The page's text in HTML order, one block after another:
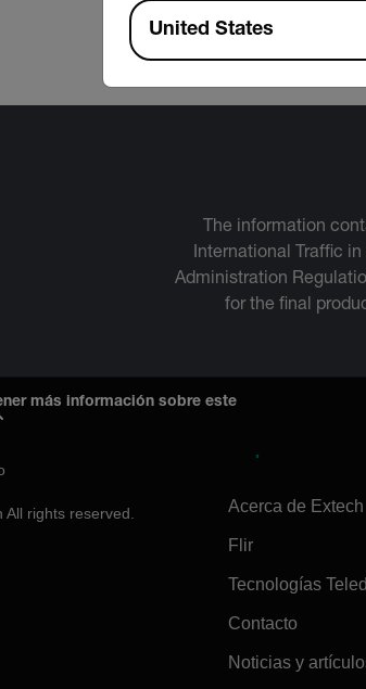
The information
International Traffic in
Administration
for the final
más información sobre este
rights reserved. Acerca de Extech
Flir
Tecnologías
Contacto
Noticias y
Available Locations
United States